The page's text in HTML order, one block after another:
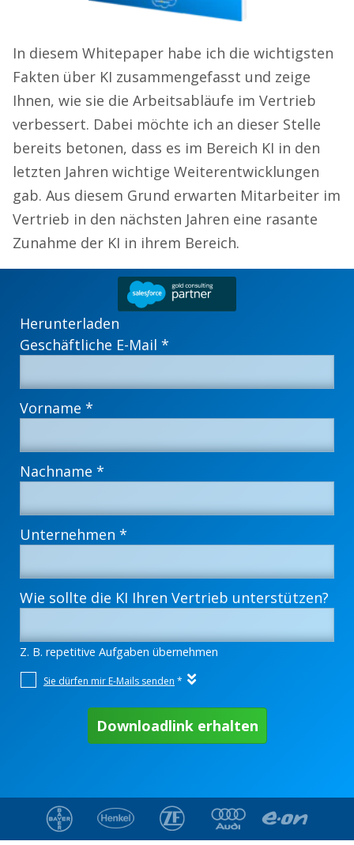
In diesem Whitepaper habe ich die wichtigsten
Fakten über KI zusammengefasst und zeige
Ihnen, wie sie die Arbeitsabläufe im Vertrieb
verbessert. Dabei möchte ich an dieser Stelle
bereits betonen, dass es im Bereich KI in den
letzten Jahren wichtige Weiterentwicklungen
gab. Aus diesem Grund erwarten Mitarbeiter im
Vertrieb in den nächsten Jahren eine rasante
Zunahme der KI in ihrem Bereich.
Herunterladen